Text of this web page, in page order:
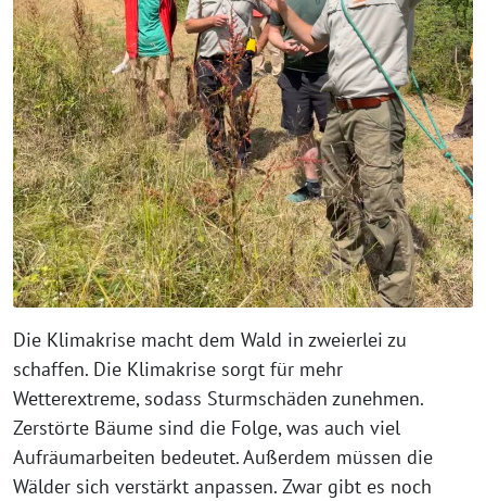
Die Klimakrise macht dem Wald in zweierlei zu
schaffen. Die Klimakrise sorgt für mehr
Wetterextreme, sodass Sturmschäden zunehmen.
Zerstörte Bäume sind die Folge, was auch viel
Aufräumarbeiten bedeutet. Außerdem müssen die
Wälder sich verstärkt anpassen. Zwar gibt es noch